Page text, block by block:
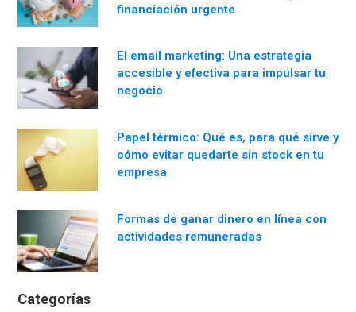
financiación urgente
El email marketing: Una estrategia
accesible y efectiva para impulsar tu
negocio
Papel térmico: Qué es, para qué sirve y
cómo evitar quedarte sin stock en tu
empresa
Formas de ganar dinero en línea con
actividades remuneradas
Categorías